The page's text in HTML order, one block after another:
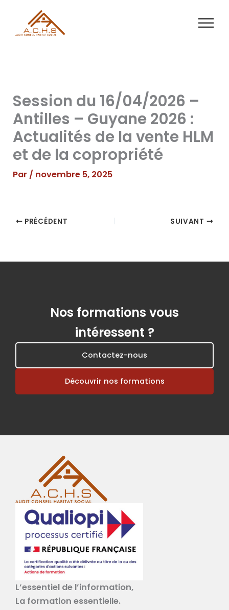
contenu
Session du 16/04/2026 –
Antilles – Guyane 2026 :
Actualités de la vente HLM
et de la copropriété
Par / novembre 5, 2025
PRÉCÉDENT SUIVANT
Nos formations vous
intéressent ?
Contactez-nous
Découvrir nos formations
L’essentiel de l’information,
La formation essentielle.